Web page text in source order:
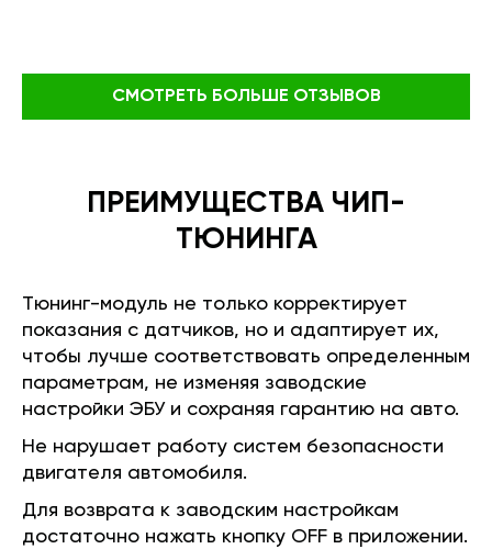
СМОТРЕТЬ БОЛЬШЕ ОТЗЫВОВ
ПРЕИМУЩЕСТВА ЧИП-
ТЮНИНГА
Тюнинг-модуль не только корректирует
показания с датчиков, но и адаптирует их,
чтобы лучше соответствовать определенным
параметрам, не изменяя заводские
настройки ЭБУ и сохраняя гарантию на авто.
Не нарушает работу систем безопасности
двигателя автомобиля.
Для возврата к заводским настройкам
достаточно нажать кнопку OFF в приложении.